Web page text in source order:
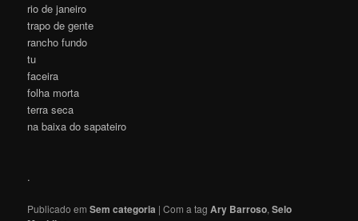
rio de janeiro
trapo de gente
rancho fundo
tu
faceira
folha morta
terra seca
na baixa do sapateiro
.
Publicado em Sem categoria |Com a tagAry Barroso,Selo